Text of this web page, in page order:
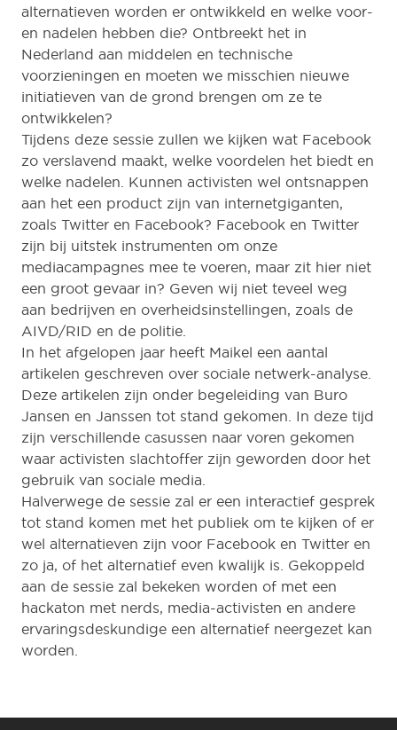
alternatieven worden er ontwikkeld en welke voor-
en nadelen hebben die? Ontbreekt het in
Nederland aan middelen en technische
voorzieningen en moeten we misschien nieuwe
initiatieven van de grond brengen om ze te
ontwikkelen?
Tijdens deze sessie zullen we kijken wat Facebook
zo verslavend maakt, welke voordelen het biedt en
welke nadelen. Kunnen activisten wel ontsnappen
aan het een product zijn van internetgiganten,
zoals Twitter en Facebook? Facebook en Twitter
zijn bij uitstek instrumenten om onze
mediacampagnes mee te voeren, maar zit hier niet
een groot gevaar in? Geven wij niet teveel weg
aan bedrijven en overheidsinstellingen, zoals de
AIVD/RID en de politie.
In het afgelopen jaar heeft Maikel een aantal
artikelen geschreven over sociale netwerk-analyse.
Deze artikelen zijn onder begeleiding van Buro
Jansen en Janssen tot stand gekomen. In deze tijd
zijn verschillende casussen naar voren gekomen
waar activisten slachtoffer zijn geworden door het
gebruik van sociale media.
Halverwege de sessie zal er een interactief gesprek
tot stand komen met het publiek om te kijken of er
wel alternatieven zijn voor Facebook en Twitter en
zo ja, of het alternatief even kwalijk is. Gekoppeld
aan de sessie zal bekeken worden of met een
hackaton met nerds, media-activisten en andere
ervaringsdeskundige een alternatief neergezet kan
worden.